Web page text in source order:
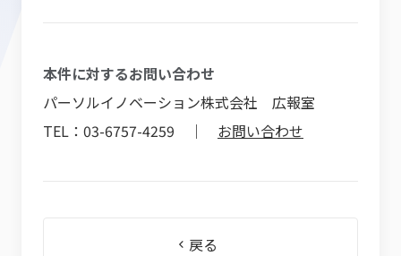
本件に対するお問い合わせ
パーソルイノベーション株式会社 広報室
TEL：03-6757-4259 ｜ お問い合わせ
戻る